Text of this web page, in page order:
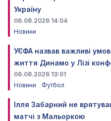
Україну
06.08.2026 14:04
Новини
УЄФА назвав важливі
життя Динамо у Лізі
06.08.2026 13:01
Новини
Футбол
Ілля Забарний не
матчі з Мальоркою